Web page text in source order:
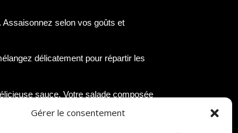
Gérer le consentement
Assaisonnez selon vos goûts et
délicatement pour répartir les
sauce. Votre salade composée